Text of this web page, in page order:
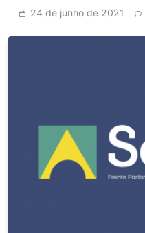
24 de junho de 2021